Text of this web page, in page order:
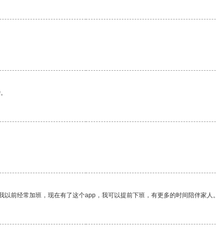
前经常加班，现在有了这个app，我可以提前下班，有更多的时间陪伴家人。